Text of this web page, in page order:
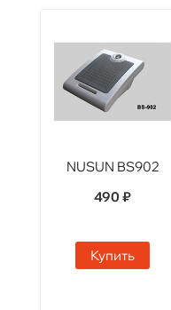
NUSUN BS902
490 ₽
Купить